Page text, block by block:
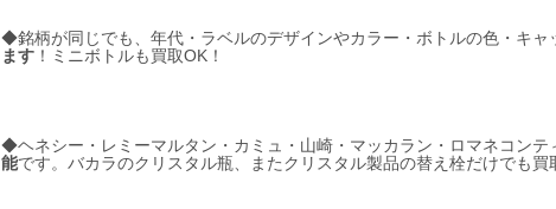
◆銘柄が同じでも、年代・ラベルのデザインやカラー・ボトルの色・キャ
ます ！ミニボトルも買取OK！
◆ヘネシー・レミーマルタン・カミュ・山崎・マッカラン・ロマネコンテ
能です。バカラのクリスタル瓶、またクリスタル製品の替え栓だけでも